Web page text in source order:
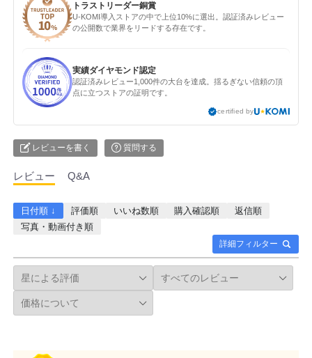
トラストリーダー銅賞
U-KOMI導入ストアの中で上位10%に選出。認証済みレビュー
の公開数で業界をリードする存在です。
実績ダイヤモンド認定
認証済みレビュー1,000件の大台を達成。揺るぎない信頼の頂
点に立つストアの証明です。
certified by
レビューを書く 質問する
レビュー Q&A
詳細フィルター
日付順 ↓ 評価順 いいね数順 購入確認順
返信順
写真・動画付き順